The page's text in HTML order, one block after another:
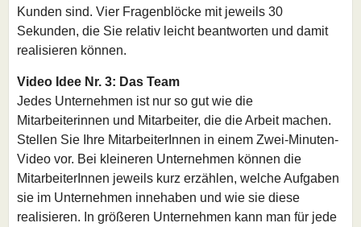
Kunden sind. Vier Fragenblöcke mit jeweils 30
Sekunden, die Sie relativ leicht beantworten und damit
realisieren können.
Video Idee Nr. 3: Das Team
Jedes Unternehmen ist nur so gut wie die
Mitarbeiterinnen und Mitarbeiter, die die Arbeit machen.
Stellen Sie Ihre MitarbeiterInnen in einem Zwei-Minuten-
Video vor. Bei kleineren Unternehmen können die
MitarbeiterInnen jeweils kurz erzählen, welche Aufgaben
sie im Unternehmen innehaben und wie sie diese
realisieren. In größeren Unternehmen kann man für jede